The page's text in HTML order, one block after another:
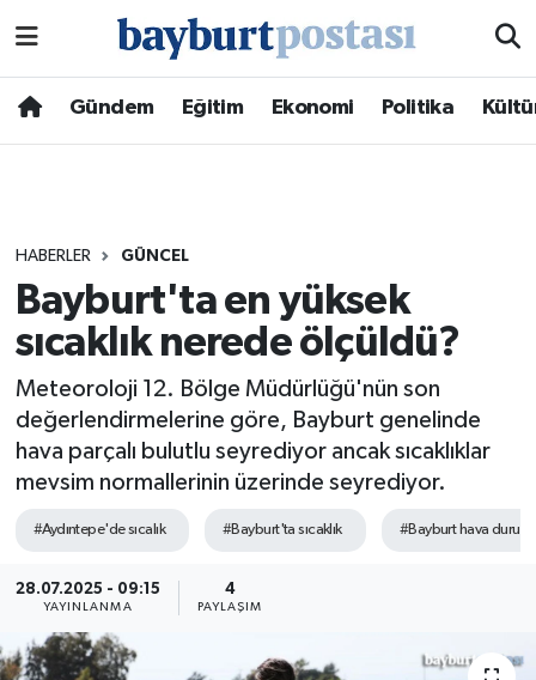
Gündem Eğitim Ekonomi Politika
HABERLER GÜNCEL
Bayburt'ta en yüksek
sıcaklık nerede ölçüldü?
Meteoroloji 12. Bölge Müdürlüğü'nün son
değerlendirmelerine göre, Bayburt genelinde
hava parçalı bulutlu seyrediyor ancak sıcaklıklar
mevsim normallerinin üzerinde seyrediyor.
#Aydıntepe'de sıcalık #Bayburt'ta sıcaklık #Bayburt hava
28.07.2025 - 09:15
YAYINLANMA
4
PAYLAŞIM
Hava Durumu
Süper Lig Puan Durumu ve Fikstür
Tüm Manşetler
Son Dakika Haberleri